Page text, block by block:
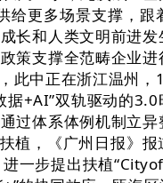
给更多场景支撑，跟
和人类文明前进发
策支撑全范畴企业
此中正在浙江温州，
+AI”双轨驱动的
过体系体例机制立
植，《广州日报》
一步提出扶植